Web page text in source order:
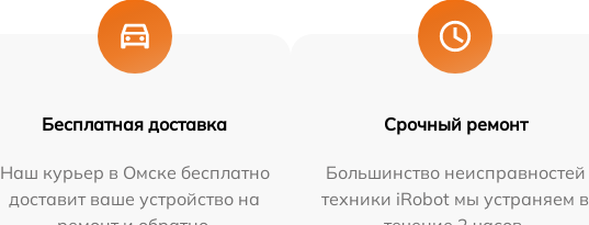
Бесплатная доставка
Наш курьер в Омске бесплатно
доставит ваше устройство на
Срочный ремонт
Большинство неисправностей
техники iRobot мы устраняем в